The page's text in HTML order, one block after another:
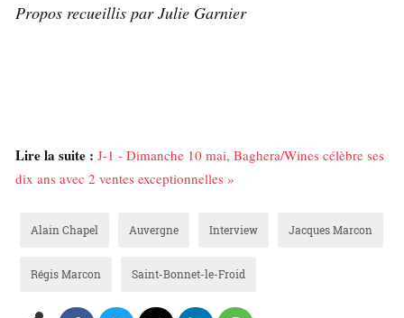
Propos recueillis par Julie Garnier
Lire la suite : J-1 - Dimanche 10 mai, Baghera/Wines célèbre ses
dix ans avec 2 ventes exceptionnelles »
Alain Chapel Auvergne Interview Jacques Marcon
Régis Marcon Saint-Bonnet-le-Froid